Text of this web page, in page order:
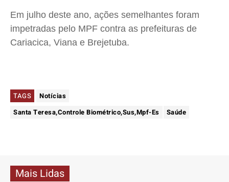
Em julho deste ano, ações semelhantes foram
impetradas pelo MPF contra as prefeituras de
Cariacica, Viana e Brejetuba.
TAGS
Notícias
Santa Teresa,Controle Biométrico,Sus,Mpf-Es
Saúde
Mais Lidas